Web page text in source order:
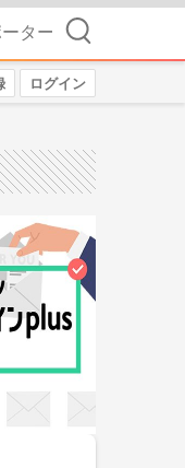
ター 検索
ログイン